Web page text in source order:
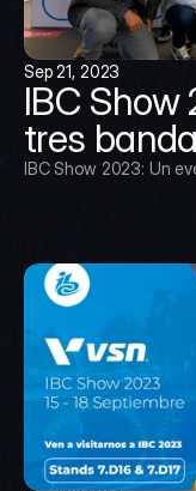
Sep 21, 2023
IBC Show
tres
IBC Show 2023: Un